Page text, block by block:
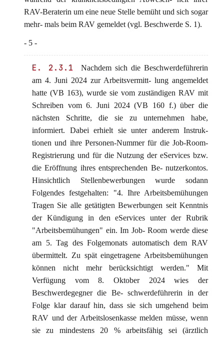
RAV-Beraterin um eine neue Stelle bemüht und sich sogar
mehr- mals beim RAV gemeldet (vgl. Beschwerde S. 1).
- 5 -
E. 2.3.1
Nachdem sich die Beschwerdeführerin
am 4. Juni 2024 zur Arbeitsvermitt- lung angemeldet
hatte (VB 163), wurde sie vom zuständigen RAV mit
Schreiben vom 6. Juni 2024 (VB 160 f.) über die
nächsten Schritte, die sie zu unternehmen habe,
informiert. Dabei erhielt sie unter anderem Instruk-
tionen und ihre Personen-Nummer für die Job-Room-
Registrierung und für die Nutzung der eServices bzw.
die Eröffnung ihres entsprechenden Be- nutzerkontos.
Hinsichtlich Stellenbewerbungen wurde sodann
Folgendes festgehalten: "4. Ihre Arbeitsbemühungen
Tragen Sie alle getätigten Bewerbungen seit Kenntnis
der Kündigung in den eServices unter der Rubrik
"Arbeitsbemühungen" ein. Im Job- Room werde diese
am 5. Tag des Folgemonats automatisch dem RAV
übermittelt. Zu spät eingetragene Arbeitsbemühungen
können nicht mehr berücksichtigt werden." Mit
Verfügung vom 8. Oktober 2024 wies der
Beschwerdegegner die Be- schwerdeführerin in der
Folge klar darauf hin, dass sie sich umgehend beim
RAV und der Arbeitslosenkasse melden müsse, wenn
sie zu mindestens 20 % arbeitsfähig sei (ärztlich